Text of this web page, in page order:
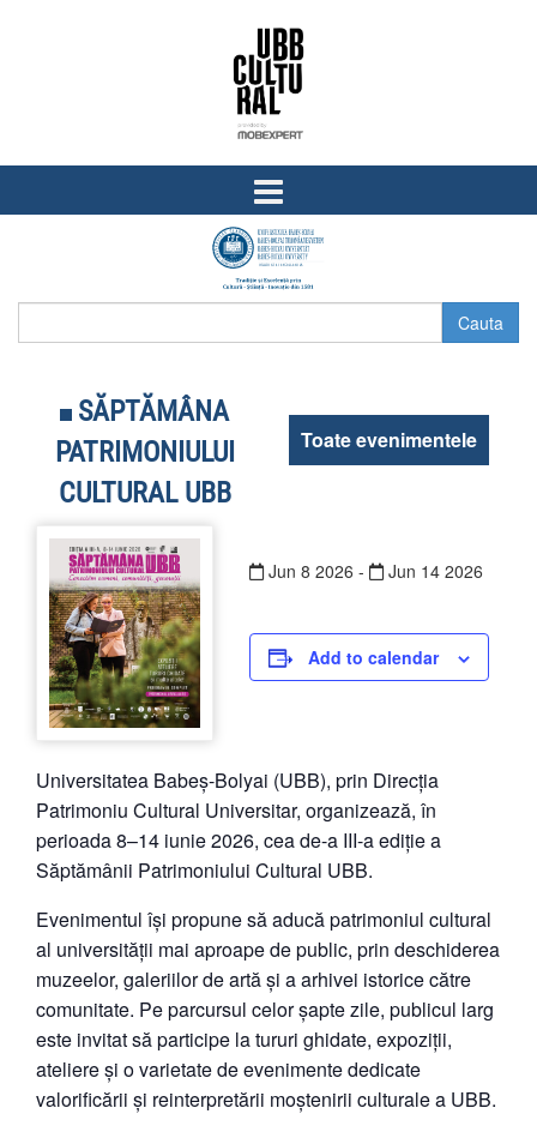
Toate evenimentele
SĂPTĂMÂNA
PATRIMONIULUI
CULTURAL UBB
Jun 8 2026 - Jun 14 2026
Add to calendar
Universitatea Babeș-Bolyai (UBB), prin Direcția
Patrimoniu Cultural Universitar, organizează, în
perioada 8–14 iunie 2026, cea de-a III-a ediție a
Săptămânii Patrimoniului Cultural UBB.
Evenimentul își propune să aducă patrimoniul cultural
al universității mai aproape de public, prin deschiderea
muzeelor, galeriilor de artă și a arhivei istorice către
comunitate. Pe parcursul celor șapte zile, publicul larg
este invitat să participe la tururi ghidate, expoziții,
ateliere și o varietate de evenimente dedicate
valorificării și reinterpretării moștenirii culturale a UBB.